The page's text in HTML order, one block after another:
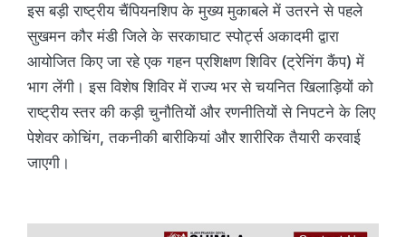
इस बड़ी राष्ट्रीय चैंपियनशिप के मुख्य मुकाबले में उतरने से पहले
सुखमन कौर मंडी जिले के सरकाघाट स्पोर्ट्स अकादमी द्वारा
आयोजित किए जा रहे एक गहन प्रशिक्षण शिविर (ट्रेनिंग कैंप) में
भाग लेंगी। इस विशेष शिविर में राज्य भर से चयनित खिलाड़ियों को
राष्ट्रीय स्तर की कड़ी चुनौतियों और रणनीतियों से निपटने के लिए
पेशेवर कोचिंग, तकनीकी बारीकियां और शारीरिक तैयारी करवाई
जाएगी।